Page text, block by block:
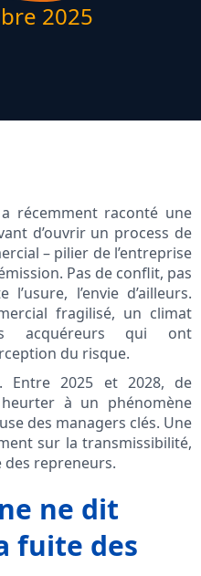
2025
récemment raconté une
d’ouvrir un process de
– pilier de l’entreprise
Pas de conflit, pas
l’envie d’ailleurs.
fragilisé, un climat
acquéreurs qui ont
du risque.
Entre 2025 et 2028, de
à un phénomène
des managers clés. Une
sur la transmissibilité,
des repreneurs.
ne dit
fuite des